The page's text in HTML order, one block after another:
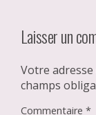
Laisser un
Votre
champs
Commentaire *